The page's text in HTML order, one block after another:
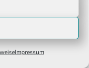
Impressum